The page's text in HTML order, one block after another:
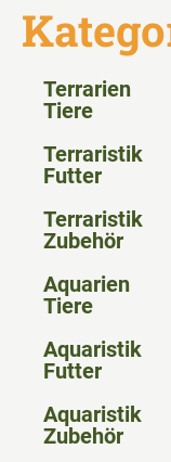
Terrarien
Tiere
Terraristik
Futter
Terraristik
Zubehör
Aquarien
Tiere
Aquaristik
Futter
Aquaristik
Zubehör